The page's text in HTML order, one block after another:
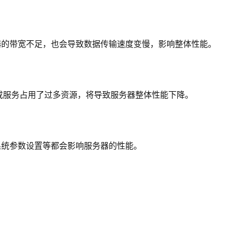
宽不足，也会导致数据传输速度变慢，影响整体性能。
务占用了过多资源，将导致服务器整体性能下降。
参数设置等都会影响服务器的性能。